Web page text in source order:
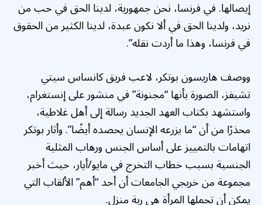
إيصالها. في فرنسا، نحن جمهورية، لدينا الحق في حب من
نريد، ولدينا الحق في ألا نكون عبدة، لدينا الكثير من الحقوق
في فرنسا، وهذا ما أردت نقله”.
ووصف هاريسون بوتكر، لاعب فريق كانساس سيتي
تشيفز، الصورة بأنها “مجنونة” في منشور على إنستغرام،
واستشهد بكتاب العهد الجديد رسالة إلى أهل غلاطية،
محذرًا من أن “ما يزرعه الإنسان يحصده أيضًا”. وأثار بوتكر
اتهامات بالتمييز على أساس الجنس ورهاب المثلية
الجنسية بسبب خطاب التخرج في مايو/أيار، حيث أخبر
مجموعة من خريجي الجامعات أن أحد “أهم” الألقاب التي
يمكن أن تحملها المرأة هي ربة منزل.